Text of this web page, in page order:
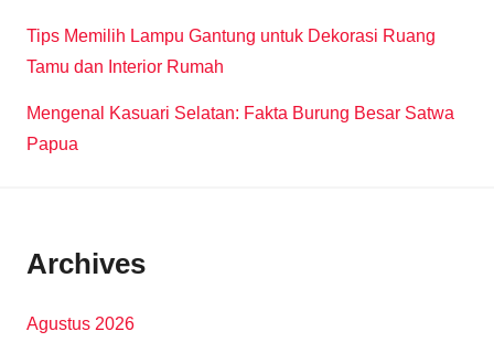
Tips Memilih Lampu Gantung untuk Dekorasi Ruang
Tamu dan Interior Rumah
Mengenal Kasuari Selatan: Fakta Burung Besar Satwa
Papua
Archives
Agustus 2026